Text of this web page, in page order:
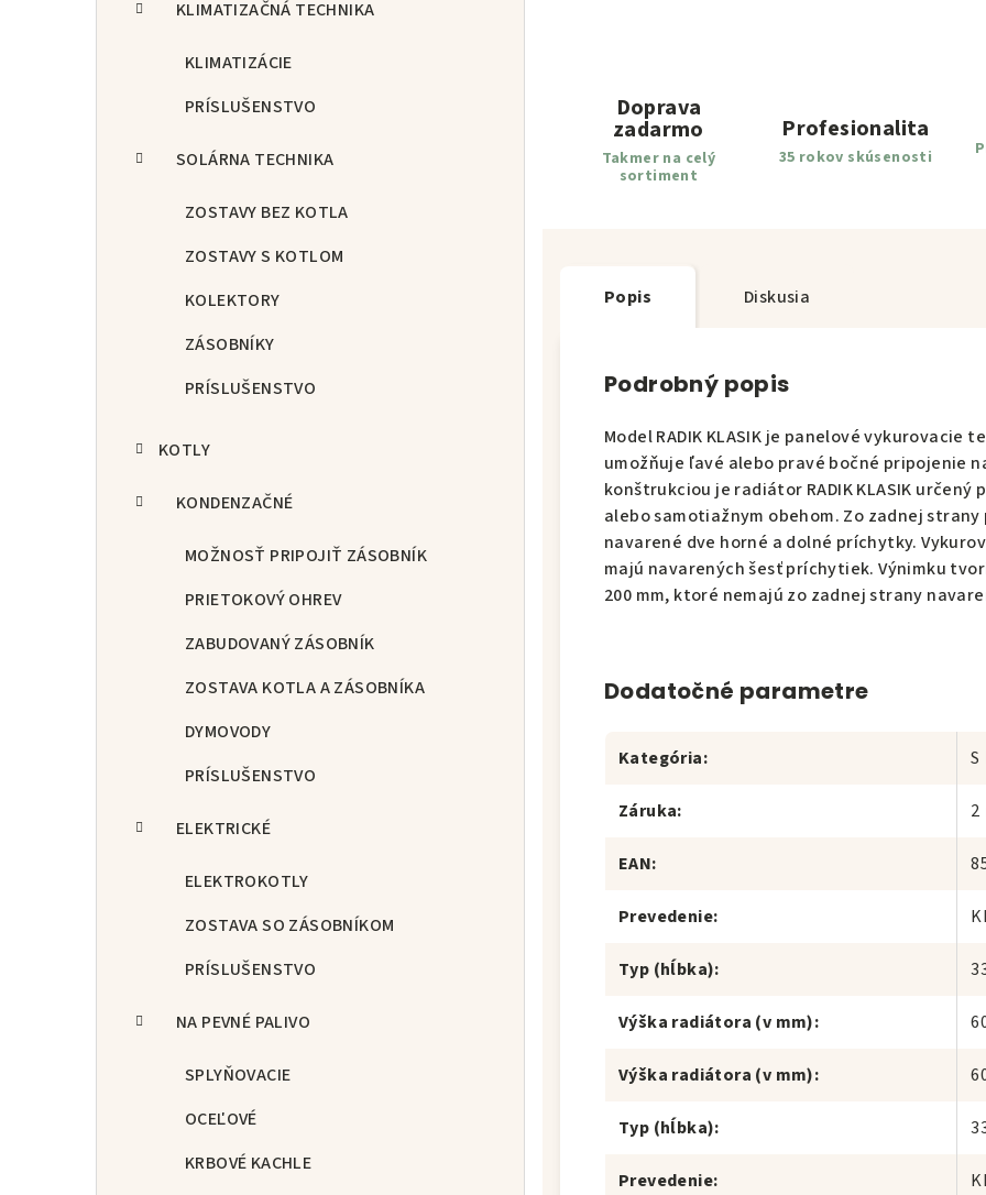
KLIMATIZAČNÁ TECHNIKA
KLIMATIZÁCIE
PRÍSLUŠENSTVO
SOLÁRNA TECHNIKA
ZOSTAVY BEZ KOTLA
ZOSTAVY S KOTLOM
KOLEKTORY
ZÁSOBNÍKY
PRÍSLUŠENSTVO
KOTLY
KONDENZAČNÉ
MOŽNOSŤ PRIPOJIŤ ZÁSOBNÍK
PRIETOKOVÝ OHREV
ZABUDOVANÝ ZÁSOBNÍK
ZOSTAVA KOTLA A ZÁSOBNÍKA
DYMOVODY
PRÍSLUŠENSTVO
ELEKTRICKÉ
ELEKTROKOTLY
ZOSTAVA SO ZÁSOBNÍKOM
PRÍSLUŠENSTVO
NA PEVNÉ PALIVO
SPLYŇOVACIE
OCEĽOVÉ
KRBOVÉ KACHLE
Doprava
zadarmo
Takmer na celý
sortiment
Profesionalita
35 rokov skúsenosti
Popis Diskusia
Podrobný popis
Model RADIK KLASIK je panelové vykurovacie
umožňuje ľavé alebo pravé bočné pripojenie
konštrukciou je radiátor RADIK KLASIK
alebo samotiažnym obehom. Zo zadnej strany
navarené dve horné a dolné príchytky.
majú navarených šesť príchytiek. Výnimku
200 mm, ktoré nemajú zo zadnej strany
Dodatočné parametre
Kategória: S
Záruka: 2
EAN:
Prevedenie:
Typ (hĺbka):
Výška radiátora (v mm):
Výška radiátora (v mm):
Typ (hĺbka):
Prevedenie: